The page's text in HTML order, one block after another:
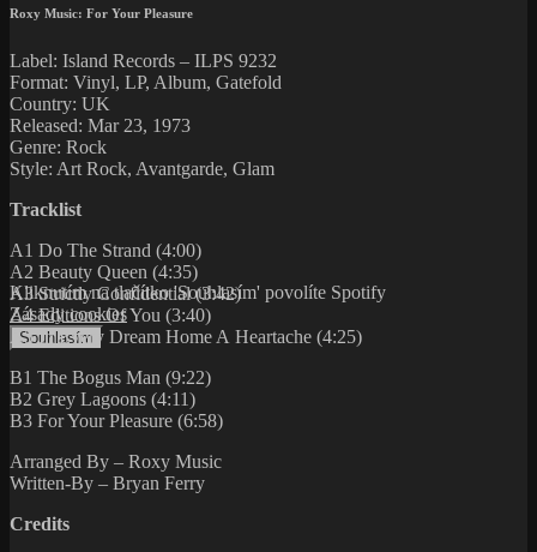
Kliknutím na tlačítko 'Souhlasím' povolíte Spotify
Zásady cookies
Souhlasím
Roxy Music: For Your Pleasure
Label: Island Records – ILPS 9232
Format: Vinyl, LP, Album, Gatefold
Country: UK
Released: Mar 23, 1973
Genre: Rock
Style: Art Rock, Avantgarde, Glam
Tracklist
A1 Do The Strand (4:00)
A2 Beauty Queen (4:35)
A3 Strictly Confidential (3:42)
A4 Editions Of You (3:40)
A5 In Every Dream Home A Heartache (4:25)
B1 The Bogus Man (9:22)
B2 Grey Lagoons (4:11)
B3 For Your Pleasure (6:58)
Arranged By – Roxy Music
Written-By – Bryan Ferry
Credits